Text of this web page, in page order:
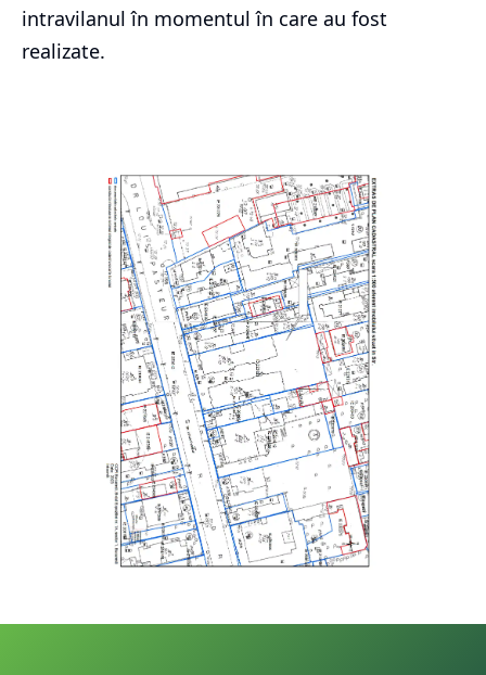
intravilanul în momentul în care au fost
realizate.